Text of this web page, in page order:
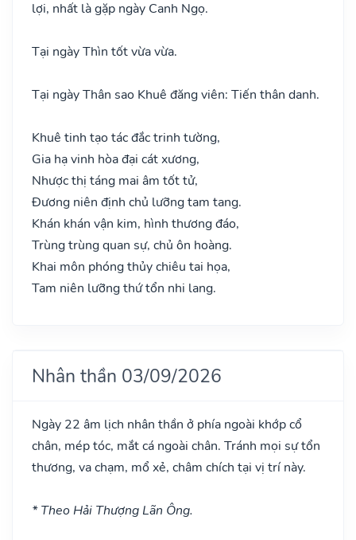
lợi, nhất là gặp ngày Canh Ngọ.
Tại ngày Thìn tốt vừa vừa.
Tại ngày Thân sao Khuê đăng viên: Tiến thân danh.
Khuê tinh tạo tác đắc trinh tường,
Gia hạ vinh hòa đại cát xương,
Nhược thị táng mai âm tốt tử,
Đương niên định chủ lưỡng tam tang.
Khán khán vận kim, hình thương đáo,
Trùng trùng quan sự, chủ ôn hoàng.
Khai môn phóng thủy chiêu tai họa,
Tam niên lưỡng thứ tổn nhi lang.
Nhân thần 03/09/2026
Ngày 22 âm lịch nhân thần ở phía ngoài khớp cổ
chân, mép tóc, mắt cá ngoài chân. Tránh mọi sự tổn
thương, va chạm, mổ xẻ, châm chích tại vị trí này.
* Theo Hải Thượng Lãn Ông.